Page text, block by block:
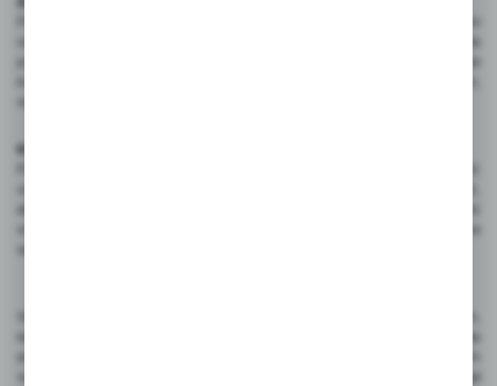
oraz tworzy więź z klientami. Kreatywność i dowolność projektowania
pozwalają na zaakcentowanie unikalności oferty. Natomiast wtykacze
wprowadzają subtelny urok do prezentacji.
Kluczowe czynniki przy wyborze
wykonania oraz wyraźność nadruku. Dla personalizacji kluczowe jest,
aby wtykacze oddawały charakter i wartości marki. Natomiast
w przypadku tradycyjnych wtykaczy kredowych, trwałość i estetyka
są priorytetami.
lecz także sposobem wyrażenia charakteru marki i wrażenia
artystycznego. Wybór między pełną personalizacją, indywidualnym
wzorem a tradycyjnymi wtykaczami kredowymi zależy od strategii